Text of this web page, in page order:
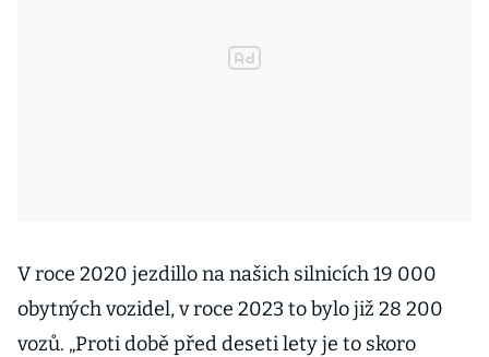
V roce 2020 jezdillo na našich silnicích 19 000
obytných vozidel, v roce 2023 to bylo již 28 200
vozů. „Proti době před deseti lety je to skoro